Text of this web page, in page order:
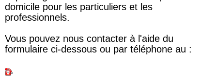
domicile pour les particuliers et les
professionnels.
Vous pouvez nous contacter à l'aide du
formulaire ci-dessous ou par téléphone au :